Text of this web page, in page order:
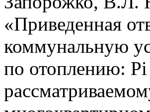
«Приведенная
коммунальную
по отоплению: